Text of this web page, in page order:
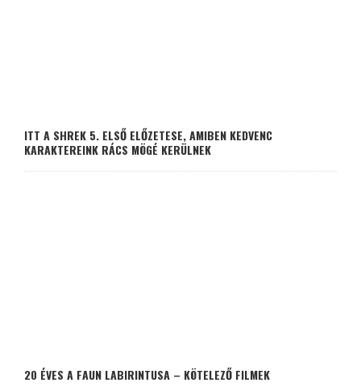
ITT A SHREK 5. ELSŐ ELŐZETESE, AMIBEN KEDVENC
KARAKTEREINK RÁCS MÖGÉ KERÜLNEK
20 ÉVES A FAUN LABIRINTUSA – KÖTELEZŐ FILMEK